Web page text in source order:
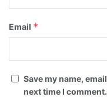
Email *
Save my name,
next time I comment.